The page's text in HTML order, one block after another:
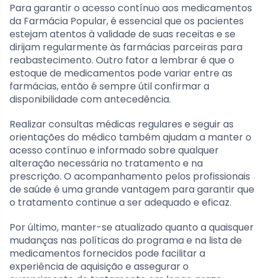
Para garantir o acesso contínuo aos medicamentos
da Farmácia Popular, é essencial que os pacientes
estejam atentos à validade de suas receitas e se
dirijam regularmente às farmácias parceiras para
reabastecimento. Outro fator a lembrar é que o
estoque de medicamentos pode variar entre as
farmácias, então é sempre útil confirmar a
disponibilidade com antecedência.
Realizar consultas médicas regulares e seguir as
orientações do médico também ajudam a manter o
acesso contínuo e informado sobre qualquer
alteração necessária no tratamento e na
prescrição. O acompanhamento pelos profissionais
de saúde é uma grande vantagem para garantir que
o tratamento continue a ser adequado e eficaz.
Por último, manter-se atualizado quanto a quaisquer
mudanças nas políticas do programa e na lista de
medicamentos fornecidos pode facilitar a
experiência de aquisição e assegurar o